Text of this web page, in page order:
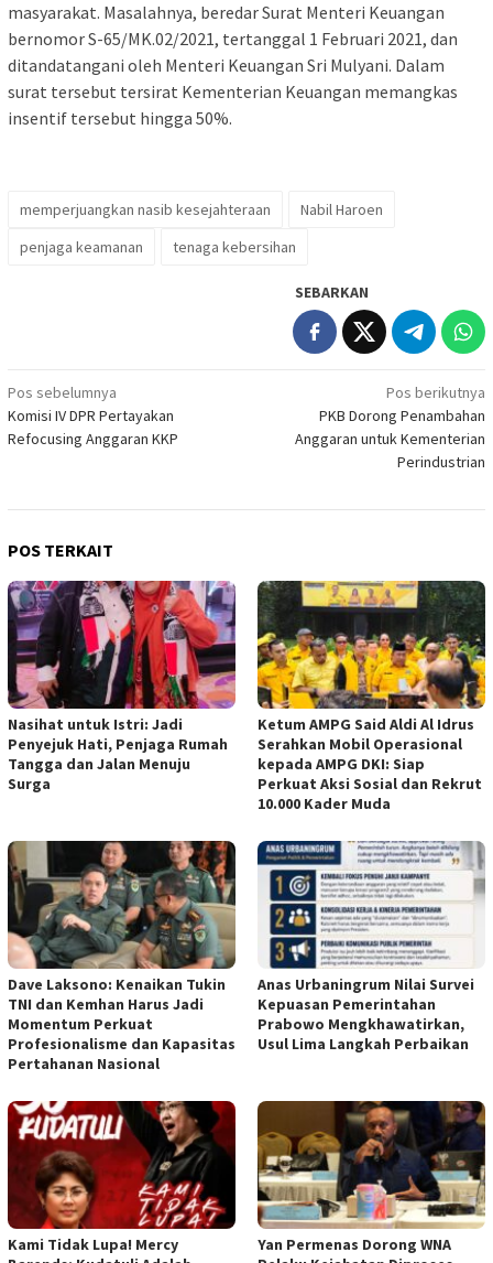
masyarakat. Masalahnya, beredar Surat Menteri Keuangan
bernomor S-65/MK.02/2021, tertanggal 1 Februari 2021, dan
ditandatangani oleh Menteri Keuangan Sri Mulyani. Dalam
surat tersebut tersirat Kementerian Keuangan memangkas
insentif tersebut hingga 50%.
memperjuangkan nasib kesejahteraan
Nabil Haroen
penjaga keamanan
tenaga kebersihan
SEBARKAN
Navigasi
pos
Pos sebelumnya
Komisi IV DPR Pertayakan
Refocusing Anggaran KKP
Pos berikutnya
PKB Dorong Penambahan
Anggaran untuk Kementerian
Perindustrian
POS TERKAIT
Nasihat untuk Istri: Jadi
Penyejuk Hati, Penjaga Rumah
Tangga dan Jalan Menuju
Surga
Ketum AMPG Said Aldi Al Idrus
Serahkan Mobil Operasional
kepada AMPG DKI: Siap
Perkuat Aksi Sosial dan Rekrut
10.000 Kader Muda
Dave Laksono: Kenaikan Tukin
TNI dan Kemhan Harus Jadi
Momentum Perkuat
Profesionalisme dan Kapasitas
Pertahanan Nasional
Anas Urbaningrum Nilai Survei
Kepuasan Pemerintahan
Prabowo Mengkhawatirkan,
Usul Lima Langkah Perbaikan
Kami Tidak Lupa! Mercy
Yan Permenas Dorong WNA